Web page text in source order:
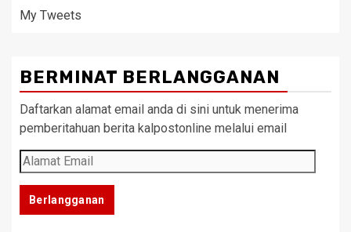
My Tweets
BERMINAT BERLANGGANAN
Daftarkan alamat email anda di sini untuk menerima
pemberitahuan berita kalpostonline melalui email
Alamat
Email
Berlangganan